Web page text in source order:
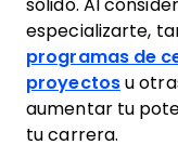
sólido. Al
especializarte,
programas de
proyectosu
aumentar tu
tu carrera.